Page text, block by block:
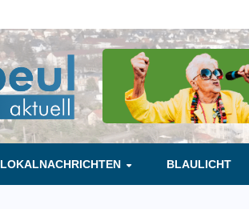
LOKALNACHRICHTEN BLAULICHT